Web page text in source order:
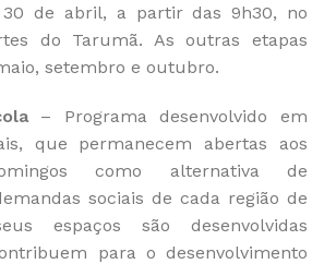
de abril, a partir das 9h30, no
do Tarumã. As outras etapas
setembro e outubro.
– Programa desenvolvido em
que permanecem abertas aos
como alternativa de
sociais de cada região de
espaços são desenvolvidas
para o desenvolvimento